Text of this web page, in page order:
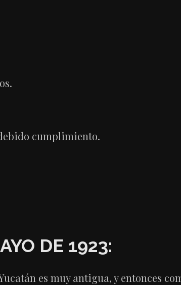
cumplimiento.
DE 1923:
es muy antigua, y entonces